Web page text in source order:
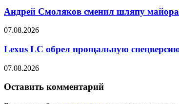
Андрей Смоляков сменил шляпу майора
07.08.2026
Lexus LC обрел прощальную
07.08.2026
Оставить комментарий